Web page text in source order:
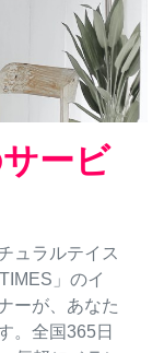
ービ
ュラルテイス
」のイ
ーが、あなた
。全国365日